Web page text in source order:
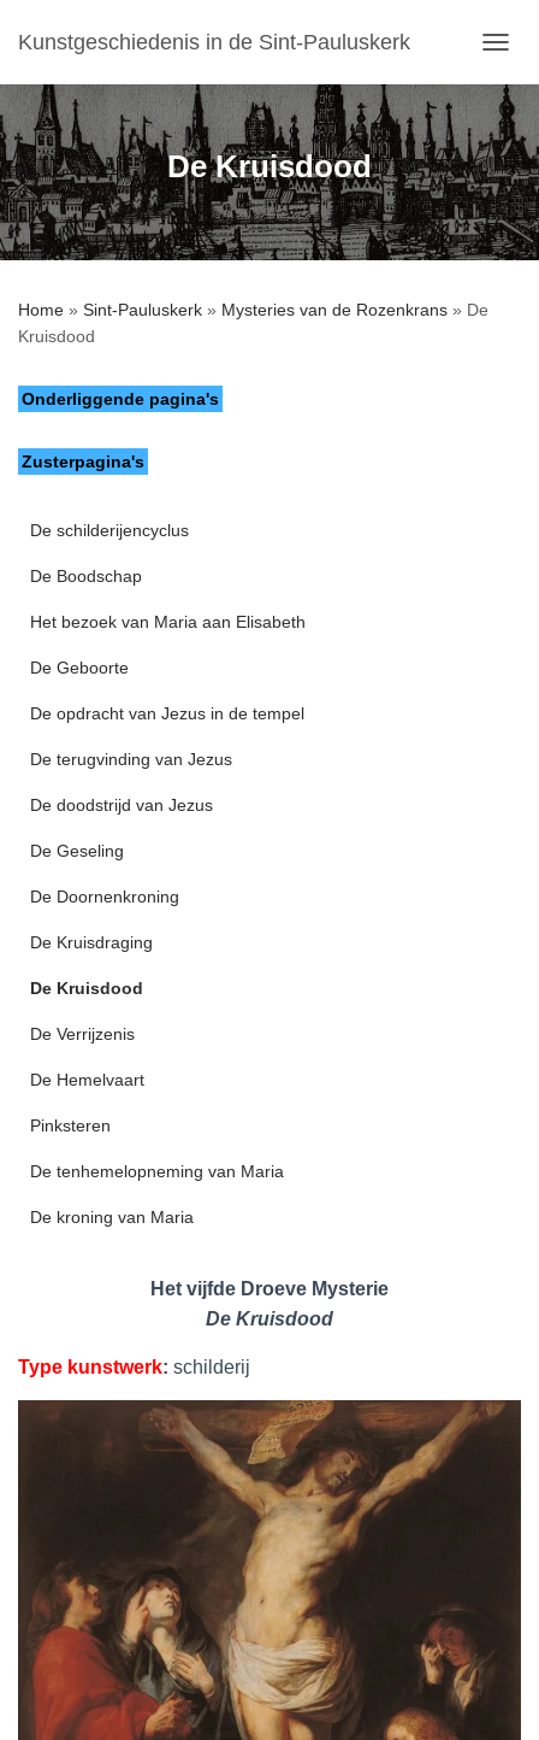
Kunstgeschiedenis in de Sint-Pauluskerk
O
G
G
L
E
N
A
V
De Kruisdood
Home » Sint-Pauluskerk » Mysteries van de Rozenkrans » De
Kruisdood
Onderliggende pagina's
Zusterpagina's
De schilderijencyclus
De Boodschap
Het bezoek van Maria aan Elisabeth
De Geboorte
De opdracht van Jezus in de tempel
De terugvinding van Jezus
De doodstrijd van Jezus
De Geseling
De Doornenkroning
De Kruisdraging
De Kruisdood
De Verrijzenis
De Hemelvaart
Pinksteren
De tenhemelopneming van Maria
De kroning van Maria
Het vijfde Droeve Mysterie
De Kruisdood
Type kunstwerk: schilderij